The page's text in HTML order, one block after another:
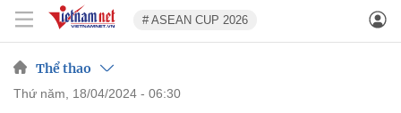
# ASEAN CUP 2026
Thể thao
thứ năm, 18/04/2024 - 06:30